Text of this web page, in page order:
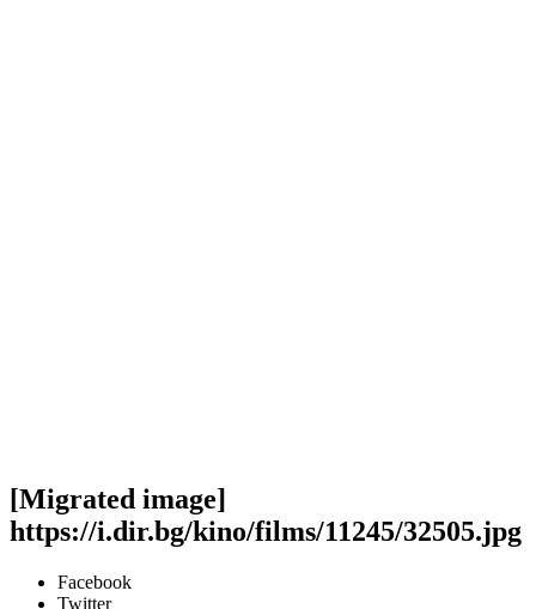
[Migrated image]
https://i.dir.bg/kino/films/11245/32505.jpg
Facebook
Twitter